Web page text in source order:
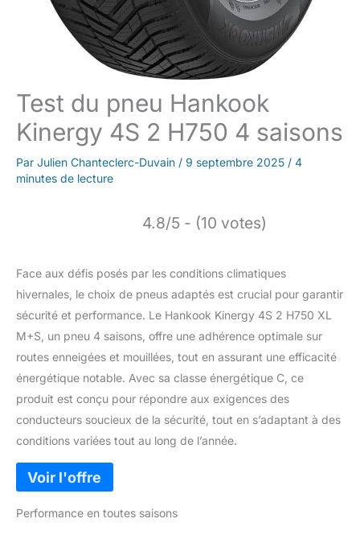
Test du pneu Hankook
Kinergy 4S 2 H750 4 saisons
Par Julien Chanteclerc-Duvain / 9 septembre 2025 / 4
minutes de lecture
4.8/5 - (10 votes)
Face aux défis posés par les conditions climatiques
hivernales, le choix de pneus adaptés est crucial pour garantir
sécurité et performance. Le Hankook Kinergy 4S 2 H750 XL
M+S, un pneu 4 saisons, offre une adhérence optimale sur
routes enneigées et mouillées, tout en assurant une efficacité
énergétique notable. Avec sa classe énergétique C, ce
produit est conçu pour répondre aux exigences des
conducteurs soucieux de la sécurité, tout en s’adaptant à des
conditions variées tout au long de l’année.
Performance en toutes saisons